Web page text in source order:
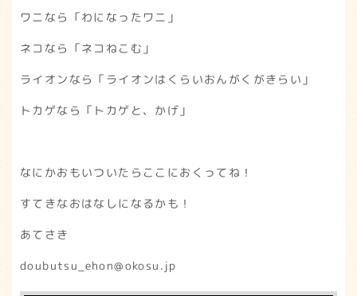
ワニなら「わになったワニ」
ネコなら「ネコねこむ」
ライオンなら「ライオンはくらいおんがくがきらい」
トカゲなら「トカゲと、かげ」
なにかおもいついたらここにおくってね！
すてきなおはなしになるかも！
あてさき
doubutsu_ehon@okosu.jp